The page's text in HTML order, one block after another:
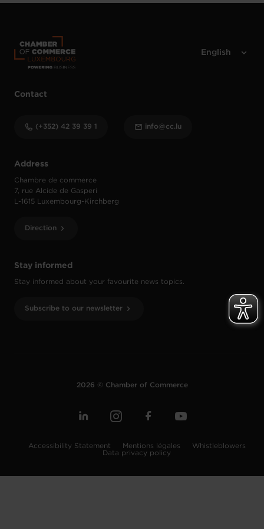
Stay informed
Stay informed about your favourite news topics.
Subscribe to our newsletter
Address
Chambre de commerce
7, rue Alcide de Gasperi
L-1615 Luxembourg-Kirchberg
Direction
Contact
(+352) 42 39 39 1 info@cc.lu
2026 © Chamber of Commerce
Accessibility Statement Mentions légales
Whistleblowers
Data privacy policy